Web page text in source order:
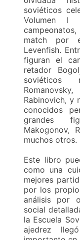
soviéticos
Volumen I
match por
Levenfish.
figuran el
retador
soviéticos
Rabinovich, y
conocidos
grandes
Makogonov,
muchos otros.
Este libro
como una
mejores
por los
análisis por
social
la Escuela
ajedrez